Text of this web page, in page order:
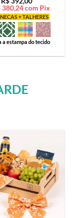
5
380,24com Pix
+ TALHERES
a estampa do tecido